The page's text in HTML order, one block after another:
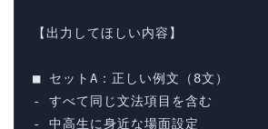
【出力してほしい内容】
■ セットA：正しい例文（8文）
- すべて同じ文法項目を含む
- 中高生に身近な場面設定